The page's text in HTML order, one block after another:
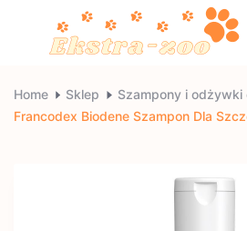
Ekstra-
zoo
Home Sklep
Szampony i
Francodex Biodene Szampon Dla